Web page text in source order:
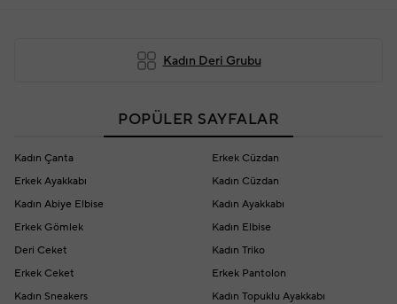
Kadın Deri Grubu
POPÜLER SAYFALAR
Kadın Çanta
Erkek Cüzdan
Erkek Ayakkabı
Kadın Cüzdan
Kadın Abiye Elbise
Kadın Ayakkabı
Erkek Gömlek
Kadın Elbise
Deri Ceket
Kadın Triko
Erkek Ceket
Erkek Pantolon
Kadın Sneakers
Kadın Topuklu Ayakkabı